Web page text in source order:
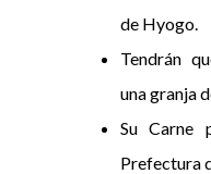
de Hyogo.
Tendrán
una granja
Su Carne
Prefectura